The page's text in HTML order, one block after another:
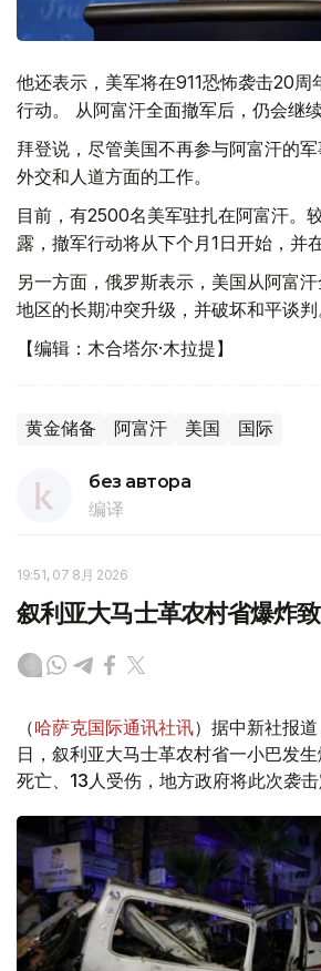
他还表示，美军将在911恐怖袭击20周
行动。 从阿富汗全面撤军后，仍会继
拜登说，尽管美国不再参与阿富汗的
外交和人道方面的工作。
目前，有2500名美军驻扎在阿富汗。
露，撤军行动将从下个月1日开始，并
另一方面，俄罗斯表示，美国从阿富
地区的长期冲突升级，并破坏和平谈判
【编辑：木合塔尔·木拉提】
黄金储备 阿富汗 美国 国际
без автора
编译
19:51, 07 8月 2026
叙利亚大马士革农村省爆炸
（哈萨克国际通讯社讯）据中新社报
日，叙利亚大马士革农村省一小巴发
死亡、13人受伤，地方政府将此次袭击